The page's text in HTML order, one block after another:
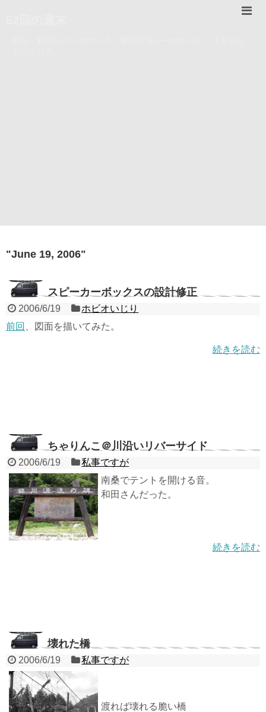
"June 19, 2006"
スピーカーボックスの設計修正
2006/6/19
ホビオいじり
前回
、図面を描いてみた。
続きを読む
ちゃりんこ＠川沿いリバーサイド
2006/6/19
私事ですが
南桑でテントを開ける音。
和田さんだった。
続きを読む
壊れた橋
2006/6/19 私事ですが
渡れば壊れる脆い橋